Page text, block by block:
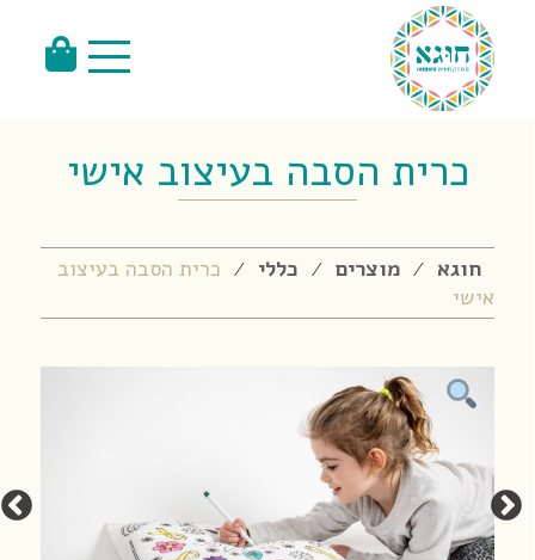
כרית הסבה בעיצוב אישי
חוגא ⁄ מוצרים ⁄ כללי ⁄
כרית הסבה בעיצוב
אישי